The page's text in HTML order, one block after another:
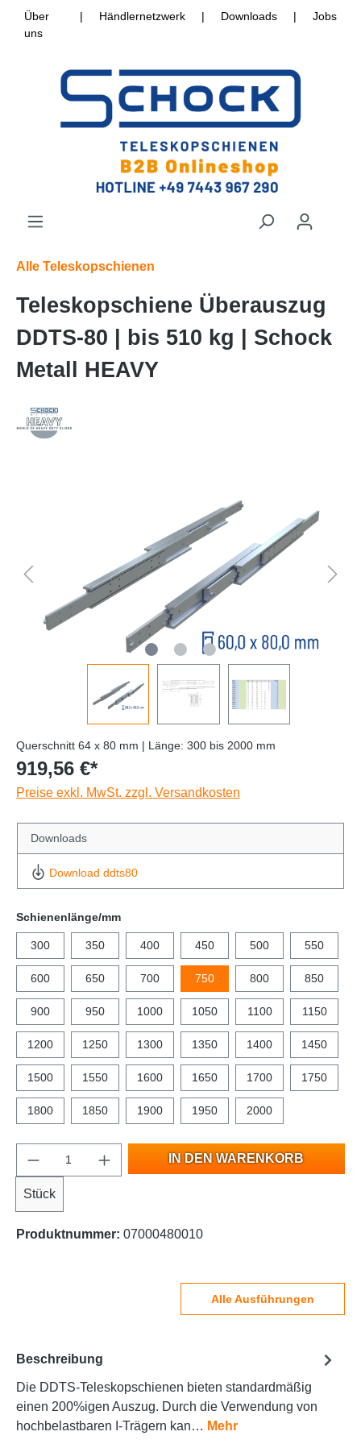
Über
uns
| Händlernetzwerk | Downloads | Jobs
Alle Teleskopschienen
Teleskopschiene Überauszug
DDTS-80 | bis 510 kg | Schock
Metall HEAVY
Querschnitt 64 x 80 mm | Länge: 300 bis 2000 mm
919,56 €*
Preise exkl. MwSt. zzgl. Versandkosten
Downloads
Download ddts80
Schienenlänge/mm
300 350 400 450 500 550
600 650 700 750 800 850
900 950 1000 1050 1100 1150
1200 1250 1300 1350 1400 1450
1500 1550 1600 1650 1700 1750
1800 1850 1900 1950 2000
Stück
IN DEN WARENKORB
Produktnummer: 07000480010
Alle Ausführungen
Beschreibung
Die DDTS-Teleskopschienen bieten standardmäßig
einen 200%igen Auszug. Durch die Verwendung von
hochbelastbaren I-Trägern kan… Mehr